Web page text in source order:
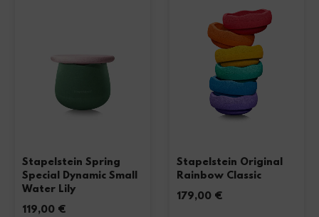
Stapelstein Spring
Special Dynamic Small
Water Lily
119,00 €
Stapelstein Original
Rainbow Classic
179,00 €